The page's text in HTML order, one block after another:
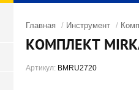
Главная / Инструмент /
КОМПЛЕКТ
Артикул: BMRU2720